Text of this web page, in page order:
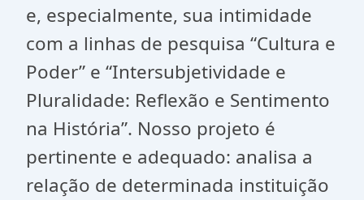
e, especialmente, sua intimidade
com a linhas de pesquisa “Cultura e
Poder” e “Intersubjetividade e
Pluralidade: Reflexão e Sentimento
na História”. Nosso projeto é
pertinente e adequado: analisa a
relação de determinada instituição